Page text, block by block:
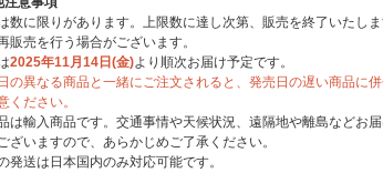
数に限りがあります。上限数に達し次第、販売を終了いたし
販売を行う場合がございます。
2025年11月14日(金)より順次お届け予定です。
の異なる商品と一緒にご注文されると、発売日の遅い商品に
ください。
は輸入商品です。交通事情や天候状況、遠隔地や離島などお
ざいますので、あらかじめご了承ください。
発送は日本国内のみ対応可能です。